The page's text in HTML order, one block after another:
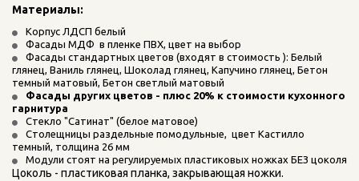
Материалы:
Корпус ЛДСП белый
Фасады МДФ  в пленке ПВХ, цвет на выбор
Фасады стандартных цветов (входят в стоимость ): Белый
глянец, Ваниль глянец, Шоколад глянец, Капучино глянец, Бетон
темный матовый, Бетон светлый матовый
Фасады других цветов - плюс 20% к стоимости кухонного
гарнитура
Стекло "Сатинат" (белое матовое)
Столещницы раздельные помодульные,  цвет Кастилло
темный, толщина 26 мм
Модули стоят на регулируемых пластиковых ножках БЕЗ цоколя
Цоколь - пластиковая планка, закрывающая ножки.